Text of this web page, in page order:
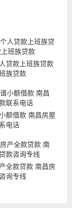
贷款上班族贷款
族贷款
额借款 南昌房屋
电话
全款贷款 南昌房
询专线